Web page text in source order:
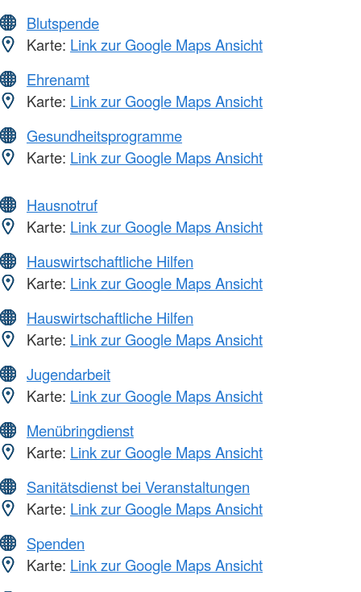
Blutspende
Karte: Link zur Google Maps Ansicht
Ehrenamt
Karte: Link zur Google Maps Ansicht
Gesundheitsprogramme
Karte: Link zur Google Maps Ansicht
Hausnotruf
Karte: Link zur Google Maps Ansicht
Hauswirtschaftliche Hilfen
Karte: Link zur Google Maps Ansicht
Hauswirtschaftliche Hilfen
Karte: Link zur Google Maps Ansicht
Jugendarbeit
Karte: Link zur Google Maps Ansicht
Menübringdienst
Karte: Link zur Google Maps Ansicht
Sanitätsdienst bei Veranstaltungen
Karte: Link zur Google Maps Ansicht
Spenden
Karte: Link zur Google Maps Ansicht